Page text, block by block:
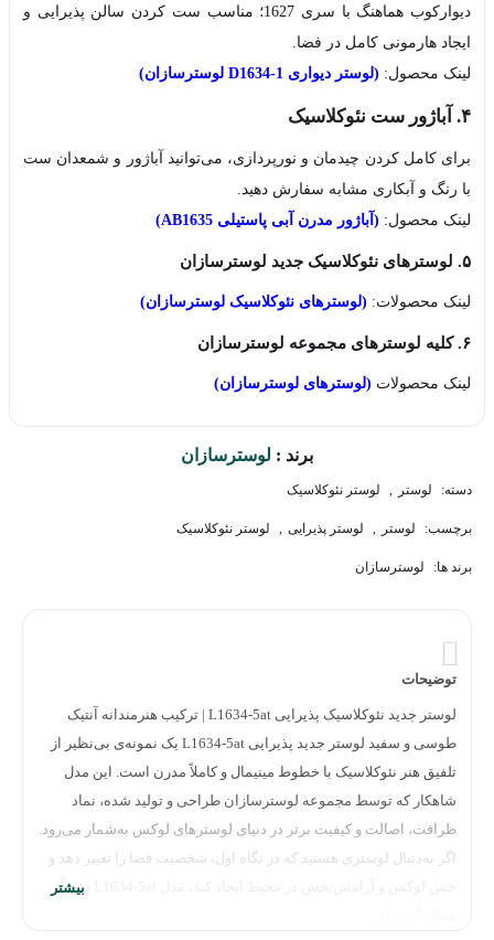
دیوارکوب هماهنگ با سری 1627؛ مناسب ست کردن سالن پذیرایی و
ایجاد هارمونی کامل در فضا.
لینک محصول: (لوستر دیواری D1634-1 لوسترسازان)
۴. آباژور ست نئوکلاسیک
برای کامل کردن چیدمان و نورپردازی، می‌توانید آباژور و شمعدان ست
با رنگ و آبکاری مشابه سفارش دهید.
لینک محصول: (آباژور مدرن آبی پاستیلی AB1635)
۵. لوسترهای نئوکلاسیک جدید لوسترسازان
لینک محصولات: (لوسترهای نئوکلاسیک لوسترسازان)
۶. کلیه لوسترهای مجموعه لوسترسازان
لینک محصولات (لوسترهای لوسترسازان)
برند : لوسترسازان
دسته: لوستر , لوستر نئوکلاسیک
برچسب: لوستر , لوستر پذیرایی , لوستر نئوکلاسیک
برند ها: لوسترسازان
توضیحات
لوستر جدید نئوکلاسیک پذیرایی L1634-5at | ترکیب هنرمندانه آنتیک
طوسی و سفید لوستر جدید پذیرایی L1634-5at یک نمونه‌ی بی‌نظیر از
تلفیق هنر نئوکلاسیک با خطوط مینیمال و کاملاً مدرن است. این مدل
شاهکار که توسط مجموعه لوسترسازان طراحی و تولید شده، نماد
ظرافت، اصالت و کیفیت برتر در دنیای لوسترهای لوکس به‌شمار می‌رود.
اگر به‌دنبال لوستری هستید که در نگاه اول، شخصیت فضا را تغییر دهد و
حس لوکس و آرامش‌بخش در محیط ایجاد کند، مدل L1634-5at دقیقاً